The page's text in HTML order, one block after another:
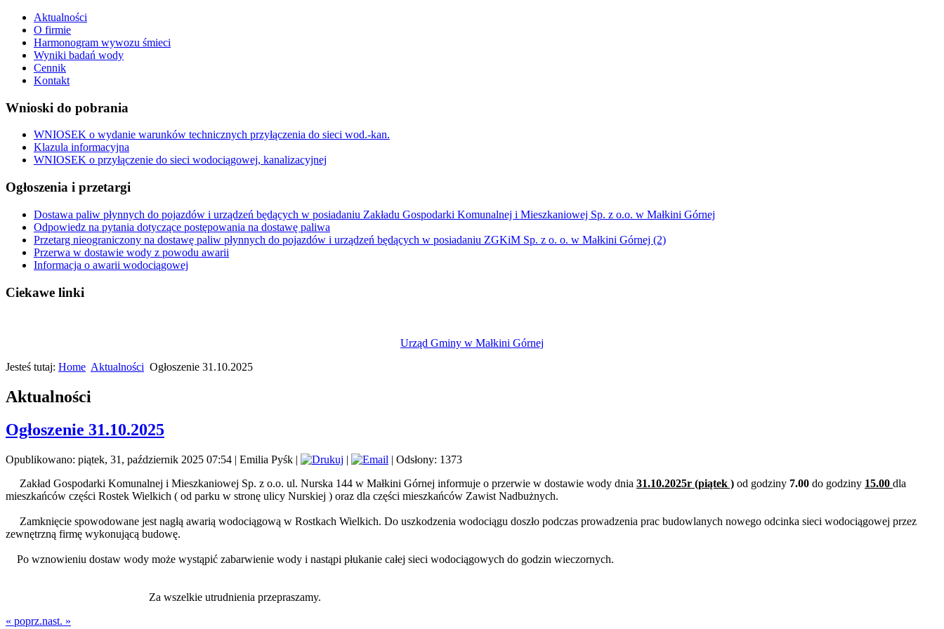
Aktualności
O firmie
Harmonogram wywozu śmieci
Wyniki badań wody
Cennik
Kontakt
Wnioski do pobrania
WNIOSEK o wydanie warunków technicznych przyłączenia do sieci wod.-kan.
Klazula informacyjna
WNIOSEK o przyłączenie do sieci wodociągowej, kanalizacyjnej
Ogłoszenia i przetargi
Dostawa paliw płynnych do pojazdów i urządzeń będących w posiadaniu Zakładu Gospodarki Komunalnej i Mieszkaniowej Sp. z o.o. w Małkini Górnej
Odpowiedz na pytania dotyczące postępowania na dostawę paliwa
Przetarg nieograniczony na dostawę paliw płynnych do pojazdów i urządzeń będących w posiadaniu ZGKiM Sp. z o. o. w Małkini Górnej (2)
Przerwa w dostawie wody z powodu awarii
Informacja o awarii wodociągowej
Ciekawe linki
Urząd Gminy w Małkini Górnej
Jesteś tutaj: Home Aktualności Ogłoszenie 31.10.2025
Aktualności
Ogłoszenie 31.10.2025
Opublikowano: piątek, 31, październik 2025 07:54 | Emilia Pyśk | |
| Odsłony: 1373
Zakład Gospodarki Komunalnej i Mieszkaniowej Sp. z o.o. ul. Nurska 144 w Małkini Górnej informuje o przerwie w dostawie wody dnia 31.10.2025r (piątek ) od godziny 7.00 do godziny 15.00 dla
mieszkańców części Rostek Wielkich ( od parku w stronę ulicy Nurskiej ) oraz dla części mieszkańców Zawist Nadbużnych.
Zamknięcie spowodowane jest nagłą awarią wodociągową w Rostkach Wielkich. Do uszkodzenia wodociągu doszło podczas prowadzenia prac budowlanych nowego odcinka sieci wodociągowej przez
zewnętrzną firmę wykonującą budowę.
Po wznowieniu dostaw wody może wystąpić zabarwienie wody i nastąpi płukanie całej sieci wodociągowych do godzin wieczornych.
Za wszelkie utrudnienia przepraszamy.
« poprz.nast. »